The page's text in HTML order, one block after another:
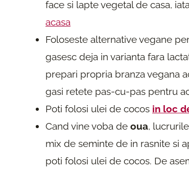
face si lapte vegetal de casa,
acasa
Foloseste alternative vegane
gasesc deja in varianta fara
prepari propria branza vegana
gasi retete pas-cu-pas pentru
Poti folosi ulei de cocos in loc
Cand vine voba de oua,
mix de seminte de in rasnite si
poti folosi ulei de cocos. De